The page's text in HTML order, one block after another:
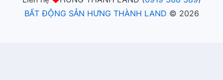
BẤT ĐỘNG SẢN HƯNG THÀNH LAND © 2026